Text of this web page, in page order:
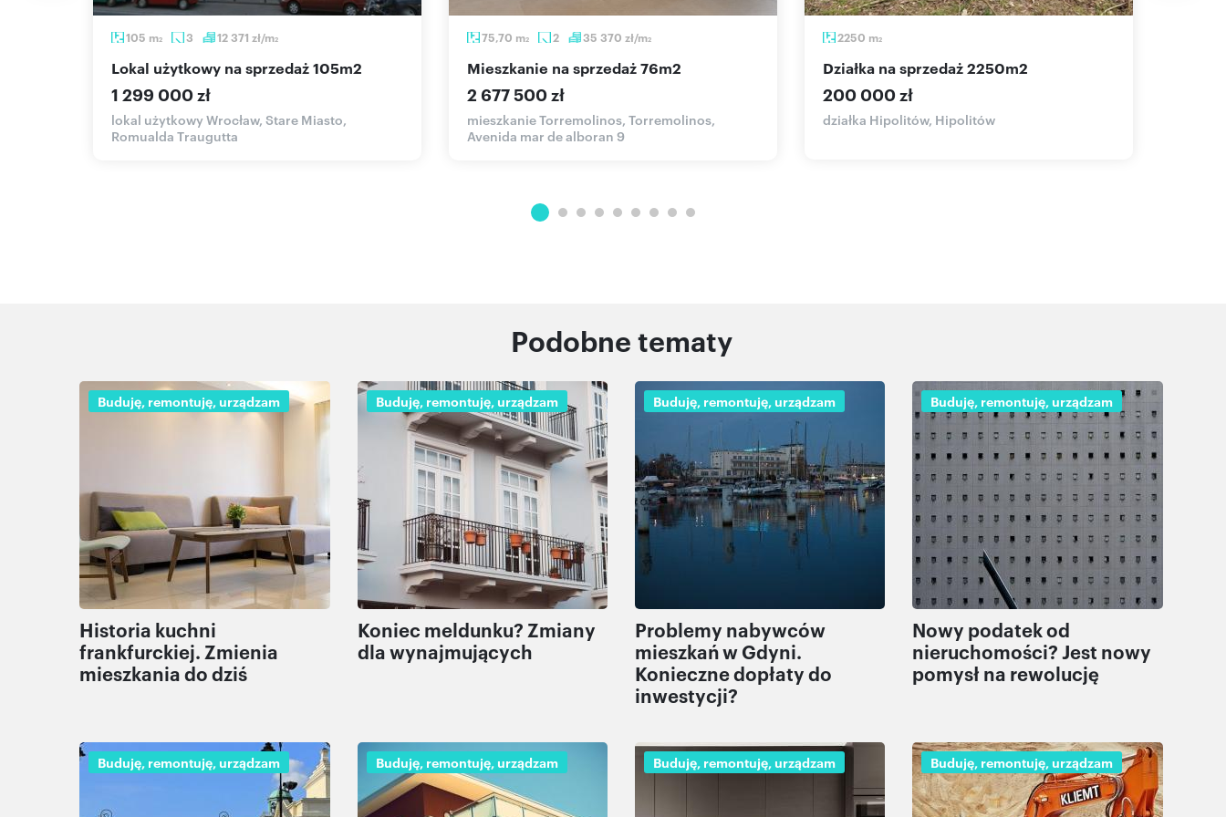
105 m2 3 12 371zł/m2
lokal użytkowy na sprzedaż 105m2
1 299 000 zł
lokal użytkowy Wrocław, Stare Miasto,
Romualda Traugutta
75,70 m2 2 35 370zł/m2
mieszkanie na sprzedaż 76m2
2 677 500 zł
mieszkanie Torremolinos, Torremolinos,
Avenida mar de alboran 9
2250 m2
działka na sprzedaż 2250m2
200 000 zł
działka Hipolitów, Hipolitów
Podobne tematy
Buduję, remontuję, urządzam
Historia kuchni
frankfurckiej. Zmienia
mieszkania do dziś
Buduję, remontuję, urządzam
Koniec meldunku? Zmiany
dla wynajmujących
Buduję, remontuję, urządzam
Problemy nabywców
mieszkań w Gdyni.
Konieczne dopłaty do
inwestycji?
Buduję, remontuję, urządzam
Nowy podatek od
nieruchomości? Jest nowy
pomysł na rewolucję
Buduję, remontuję, urządzam Buduję, remontuję, urządzam Buduję, remontuję, urządzam Buduję, remontuję, urządzam